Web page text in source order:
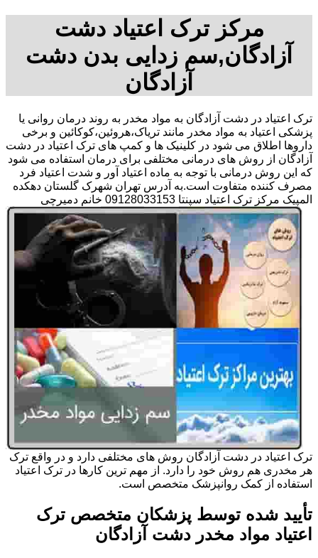
مرکز ترک اعتیاد دشت
آزادگان,سم زدایی بدن دشت
آزادگان
ترک اعتیاد در دشت آزادگان به مواد مخدر به روند درمان روانی یا
پزشکی اعتیاد به مواد مخدر مانند تریاک،هروئین،کوکائین و برخی
داروها اطلاق می شود در کلینیک ها و کمپ های ترک اعتیاد در دشت
آزادگان از روش های درمانی مختلفی برای درمان استفاده می شود
که این روش درمانی با توجه به ماده اعتیاد آور و شدت اعتیاد فرد
مصرف کننده متفاوت است.به آدرس تهران شهرک گلستان دهکده
المپیک مرکز ترک اعتیاد سپنتا 09128033153 خانم دمیرچی
ترک اعتیاد در دشت آزادگان روش های مختلفی دارد و در واقع ترک
هر مخدری هم روش خود را دارد. از مهم ترین کارها در ترک اعتیاد
استفاده از کمک روانپزشک متخصص است.
تأیید شده توسط پزشکان متخصص ترک
اعتیاد مواد مخدر دشت آزادگان